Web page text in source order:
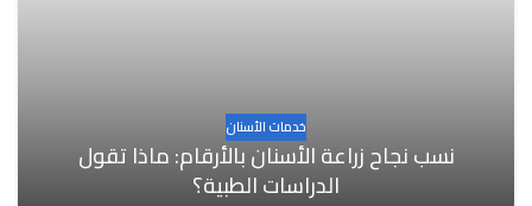
خدمات الأسنان
نسب نجاح زراعة الأسنان بالأرقام: ماذا تقول
الدراسات الطبية؟